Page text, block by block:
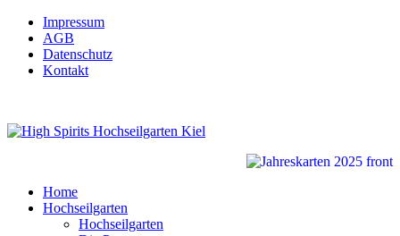
Impressum
AGB
Datenschutz
Kontakt
Home
Hochseilgarten
Hochseilgarten